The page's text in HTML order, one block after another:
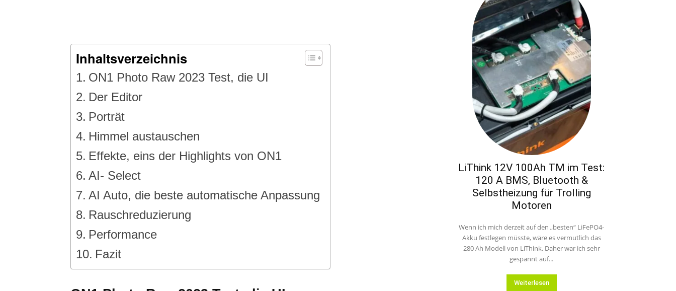
Inhaltsverzeichnis
ON1 Photo Raw 2023 Test, die UI
Der Editor
Porträt
Himmel austauschen
Effekte, eins der Highlights von ON1
AI- Select
AI Auto, die beste automatische Anpassung
Rauschreduzierung
Performance
Fazit
LiThink 12V 100Ah TM im Test:
120 A BMS, Bluetooth &
Selbstheizung für Trolling
Motoren
Wenn ich mich derzeit auf den „besten“ LiFePO4-
Akku festlegen müsste, wäre es vermutlich das
280 Ah Modell von LiThink. Daher war ich sehr
gespannt auf...
Weiterlesen